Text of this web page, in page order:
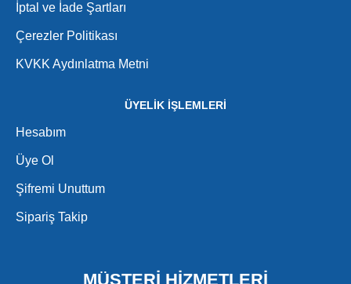
İptal ve İade Şartları
Çerezler Politikası
KVKK Aydınlatma Metni
ÜYELİK İŞLEMLERİ
Hesabım
Üye Ol
Şifremi Unuttum
Sipariş Takip
MÜŞTERİ HİZMETLERİ